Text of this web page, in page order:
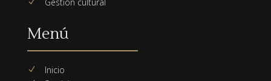
N
Menú
N Inicio